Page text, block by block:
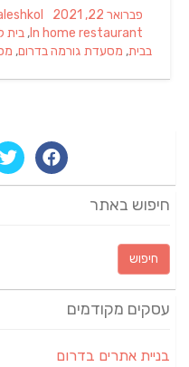
Posted
on
פברואר 22, 2021 Author
Tags
In home restaurant
, בית
בבית, מסעדת גורמה בדרום,
חיפוש באתר
חיפוש:
עסקים מקודמים
בניית אתרים בדרום